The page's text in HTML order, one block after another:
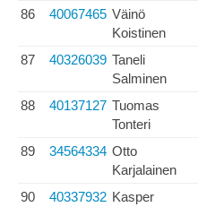
86 40067465 Väinö
Koistinen
87 40326039 Taneli
Salminen
88 40137127 Tuomas
Tonteri
89 34564334 Otto
Karjalainen
90 40337932 Kasper